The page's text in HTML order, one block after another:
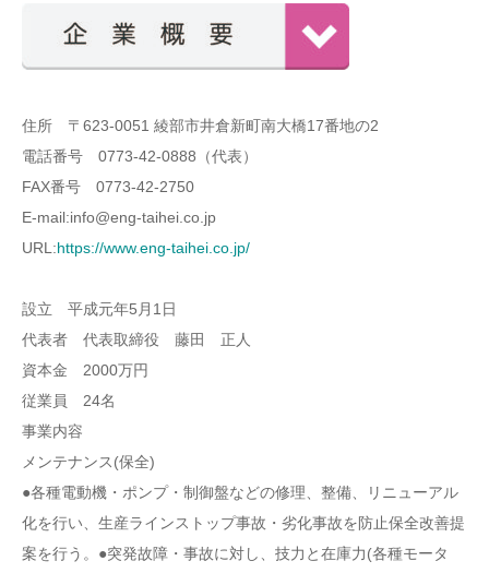
住所 〒623-0051 綾部市井倉新町南大橋17番地の2
電話番号 0773-42-0888（代表）
FAX番号 0773-42-2750
E-mail:info@eng-taihei.co.jp
URL:https://www.eng-taihei.co.jp/
設立 平成元年5月1日
代表者 代表取締役 藤田 正人
資本金 2000万円
従業員 24名
事業内容
メンテナンス(保全)
●各種電動機・ポンプ・制御盤などの修理、整備、リニューアル
化を行い、生産ラインストップ事故・劣化事故を防止保全改善提
案を行う。●突発故障・事故に対し、技力と在庫力(各種モータ